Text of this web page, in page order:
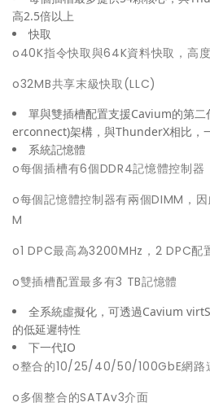
高2.5倍以上
快取
o40K指令快取與64K資料快取，高
o32MB共享末級快取(LLC)
單與雙插槽配置支援Cavium的第
erconnect)架構，與ThunderX相比，
系統記憶體
o每個插槽有6個DDR4記憶體控制器
o每個記憶體控制器有兩個DIMM，
M
o1 DPC最高為3200MHz，2 DPC配
o雙插槽配置最多有3 TB記憶體
全系統虛擬化，可透過Cavium
的低延遲特性
下一代IO
o整合的10/25/40/50/100GbE網路
o多個整合的SATAv3介面